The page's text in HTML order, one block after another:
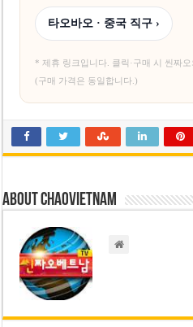
타오바오 · 중국 직구 ›
* 제휴 링크입니다. 클릭·구매 시 씬짜
(구매 가격은 동일합니다.)
About chaovietnam